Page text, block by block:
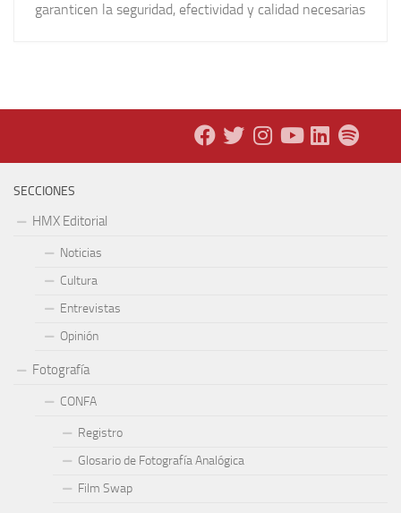
garanticen la seguridad, efectividad y calidad necesarias
SECCIONES
HMX Editorial
Noticias
Cultura
Entrevistas
Opinión
Fotografía
CONFA
Registro
Glosario de Fotografía Analógica
Film Swap